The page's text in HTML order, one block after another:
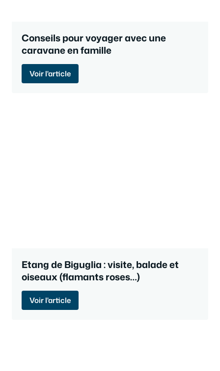
Conseils pour voyager avec une
caravane en famille
Voir l'article
Etang de Biguglia : visite, balade et
oiseaux (flamants roses…)
Voir l'article